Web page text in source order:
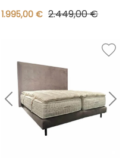
Rückenkissen Und
1.995,00 € 2.449,00 €